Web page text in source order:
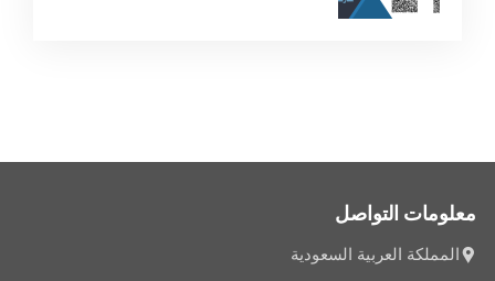
معلومات التواصل
المملكة العربية السعودية